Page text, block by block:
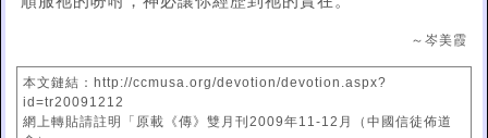
～岑美霞
本文鏈結：http://ccmusa.org/devotion/devotion.aspx?
id=tr20091212
網上轉貼請註明「原載《傳》雙月刊2009年11-12月（中國信徒佈道